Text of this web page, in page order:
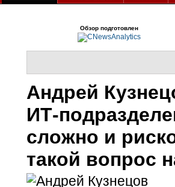
Обзор подготовлен
Андрей
ИТ-
сложно и
такой вопрос